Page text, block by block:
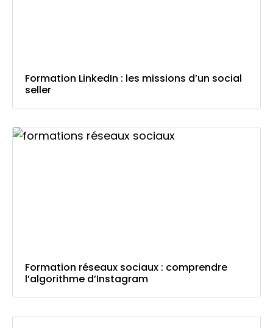
Formation LinkedIn : les missions d’un social
seller
Formation réseaux sociaux : comprendre
l’algorithme d’Instagram